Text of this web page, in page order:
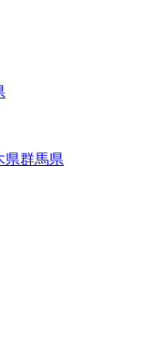
県群馬県